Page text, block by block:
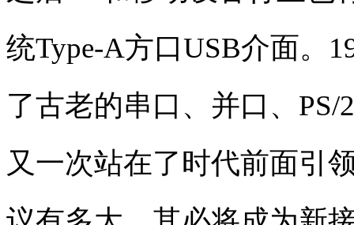
统Type-A方口USB介面。
了古老的串口、并口、
又一次站在了时代前面引